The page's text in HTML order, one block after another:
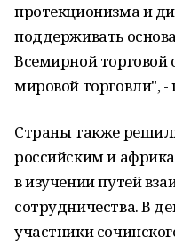
протекционизма и
поддерживать
Всемирной
мировой торговли", -
Страны также
российским и
в изучении путей
сотрудничества. В
участники